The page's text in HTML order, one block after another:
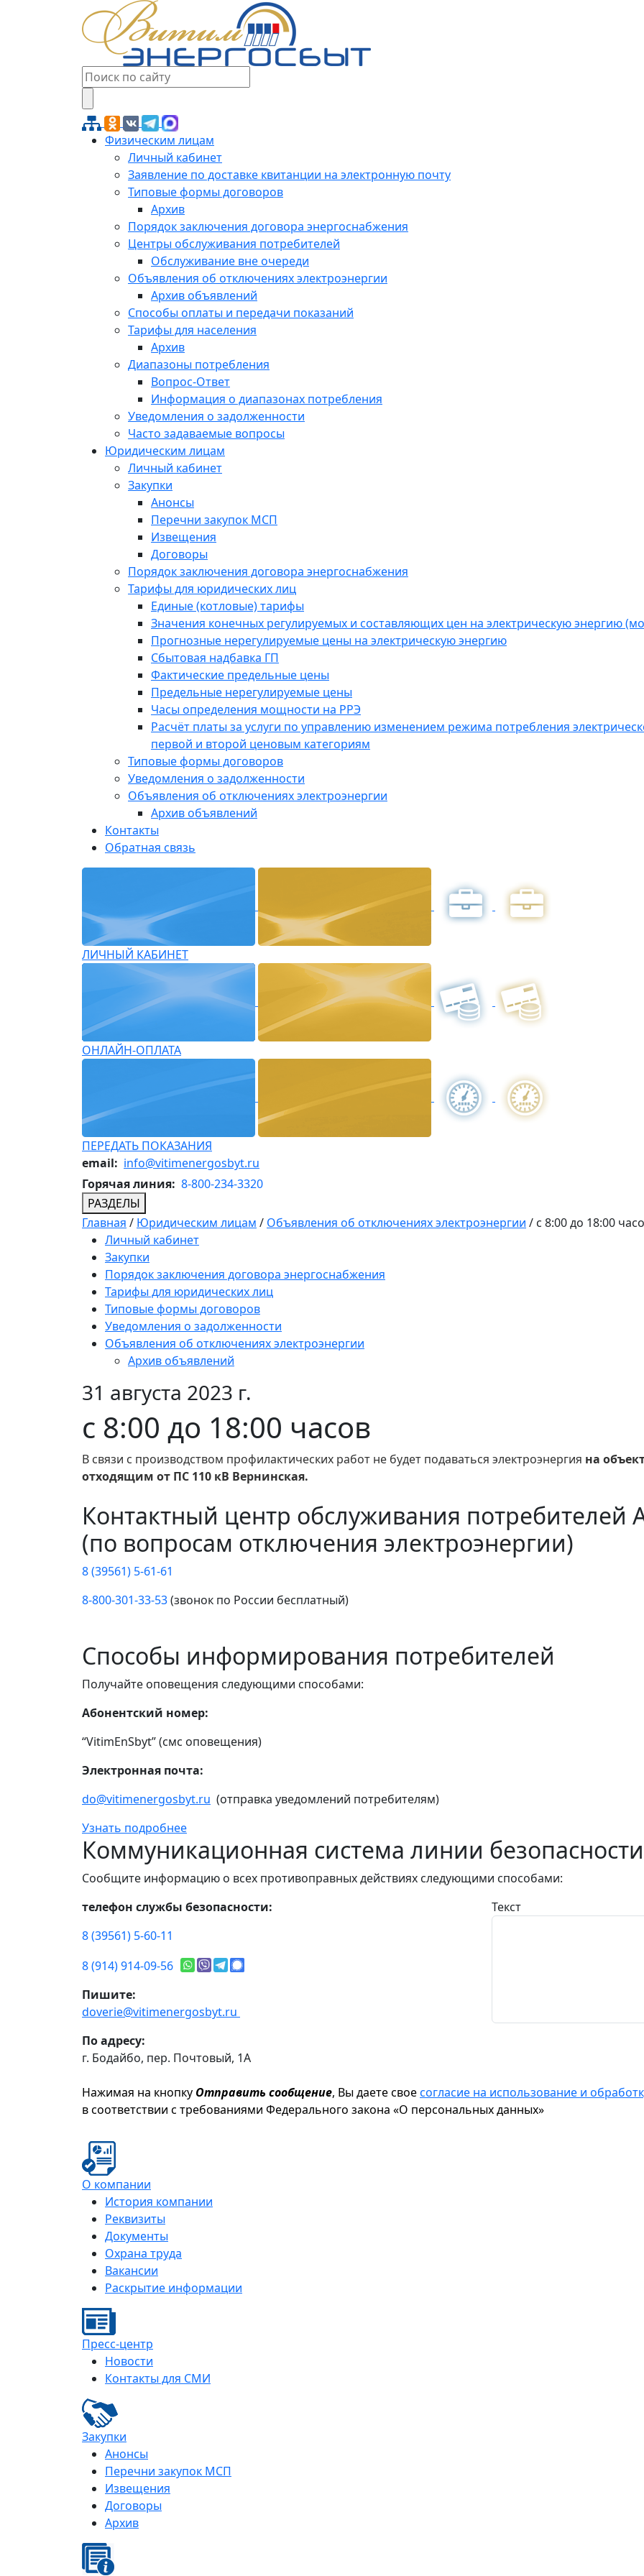
Физическим лицам
Личный кабинет
Заявление по доставке квитанции на электронную почту
Типовые формы договоров
Архив
Порядок заключения договора энергоснабжения
Центры обслуживания потребителей
Обслуживание вне очереди
Объявления об отключениях электроэнергии
Архив объявлений
Способы оплаты и передачи показаний
Тарифы для населения
Архив
Диапазоны потребления
Вопрос-Ответ
Информация о диапазонах потребления
Уведомления о задолженности
Часто задаваемые вопросы
Юридическим лицам
Личный кабинет
Закупки
Анонсы
Перечни закупок МСП
Извещения
Договоры
Порядок заключения договора энергоснабжения
Тарифы для юридических лиц
Единые (котловые) тарифы
Значения конечных регулируемых и составляющих цен на электрическую энергию
Прогнозные нерегулируемые цены на электрическую энергию
Сбытовая надбавка ГП
Фактические предельные цены
Предельные нерегулируемые цены
Часы определения мощности на РРЭ
Расчёт платы за услуги по управлению изменением режима потребления
первой и второй ценовым категориям
Типовые формы договоров
Уведомления о задолженности
Объявления об отключениях электроэнергии
Архив объявлений
Контакты
Обратная связь
ЛИЧНЫЙ КАБИНЕТ
ОНЛАЙН-ОПЛАТА
ПЕРЕДАТЬ ПОКАЗАНИЯ
email: info@vitimenergosbyt.ru
Горячая линия: 8-800-234-3320
РАЗДЕЛЫ
Главная / Юридическим лицам / Объявления об отключениях электроэнергии / с 8:00 до 18:00
Личный кабинет
Закупки
Порядок заключения договора энергоснабжения
Тарифы для юридических лиц
Типовые формы договоров
Уведомления о задолженности
Объявления об отключениях электроэнергии
Архив объявлений
31 августа 2023 г.
с 8:00 до 18:00 часов
В связи с производством профилактических работ не будет подаваться электроэнергия на
отходящим от ПС 110 кВ Вернинская.
Контактный центр обслуживания потребителей
(по вопросам отключения электроэнергии)
8 (39561) 5-61-61
8-800-301-33-53(звонок по России бесплатный)
Способы информирования потребителей
Получайте оповещения следующими способами:
Абонентский номер:
“VitimEnSbyt” (смс оповещения)
Электронная почта:
do@vitimenergosbyt.ru (отправка уведомлений потребителям)
Узнать подробнее
Коммуникационная система линии безопасности
Сообщите информацию о всех противоправных действиях следующими способами:
телефон службы безопасности:
8 (39561) 5-60-11
8 (914) 914-09-56
Пишите:
doverie@vitimenergosbyt.ru
По адресу:
г. Бодайбо, пер. Почтовый, 1А
Текст
Нажимая на кнопку Отправить сообщение, Вы даете своесогласие на использование и
в соответствии с требованиями Федерального закона «О персональных данных»
О компании
История компании
Реквизиты
Документы
Охрана труда
Вакансии
Раскрытие информации
Пресс-центр
Новости
Контакты для СМИ
Закупки
Анонсы
Перечни закупок МСП
Извещения
Договоры
Архив